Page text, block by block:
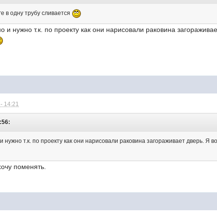
в одну трубу сливается
нужно т.к. по проекту как они нарисовали раковина
14:21
т.к. по проекту как они нарисовали раковина загораживает дверь. Я
поменять.